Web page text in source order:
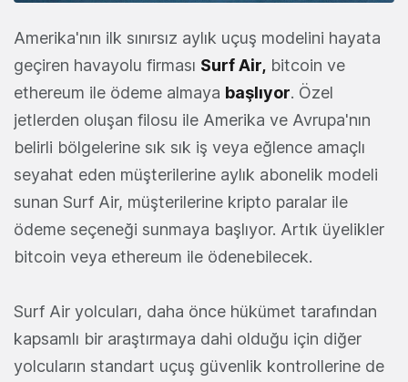
Amerika'nın ilk sınırsız aylık uçuş modelini hayata
geçiren havayolu firması Surf Air, bitcoin ve
ethereum ile ödeme almaya başlıyor. Özel
jetlerden oluşan filosu ile Amerika ve Avrupa'nın
belirli bölgelerine sık sık iş veya eğlence amaçlı
seyahat eden müşterilerine aylık abonelik modeli
sunan Surf Air, müşterilerine kripto paralar ile
ödeme seçeneği sunmaya başlıyor. Artık üyelikler
bitcoin veya ethereum ile ödenebilecek.
Surf Air yolcuları, daha önce hükümet tarafından
kapsamlı bir araştırmaya dahi olduğu için diğer
yolcuların standart uçuş güvenlik kontrollerine de